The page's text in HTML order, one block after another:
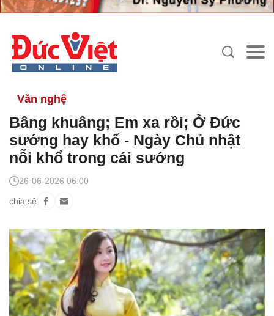
Văn nghệ
Bâng khuâng; Em xa rồi; Ở Đức
sướng hay khổ - Ngày Chủ nhật
nỗi khổ trong cái sướng
chia sẻ
26-06-2026 06:00